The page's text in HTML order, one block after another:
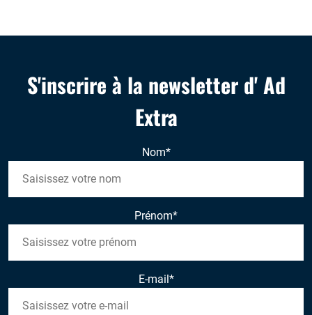
S'inscrire à la newsletter d' Ad
Extra
Nom*
Prénom*
E-mail*